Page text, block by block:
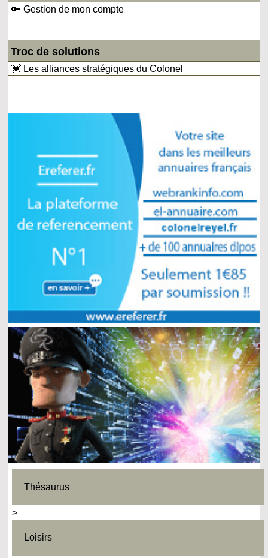
🔑 Gestion de mon compte
Troc de solutions
💓 Les alliances stratégiques du Colonel
Thésaurus
>
Loisirs